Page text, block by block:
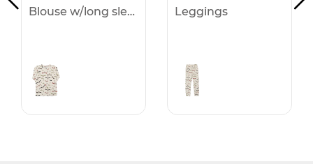
Blouse w/long sleeves Leggings